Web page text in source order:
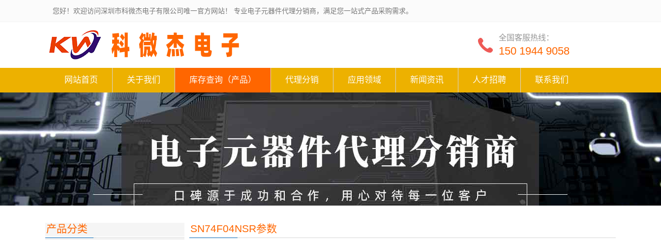
您好！欢迎访问深圳市科微杰电子有限公司唯一官方网站！ 专业电子元器件代理分销商，满足您一站式产品采购需求。
全国客服热线：
150 1944 9058
网站首页 关于我们 库存查询（产品） 代理分销 应用领域 新闻资讯 人才招聘 联系我们
SN74F04NSR参数
产品分类